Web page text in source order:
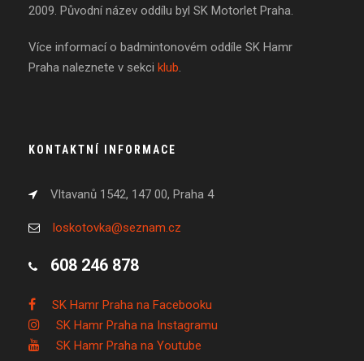
2009. Původní název oddílu byl SK Motorlet Praha.
Více informací o badmintonovém oddíle SK Hamr
Praha naleznete v sekci klub.
KONTAKTNÍ INFORMACE
Vltavanů 1542, 147 00, Praha 4
loskotovka@seznam.cz
608 246 878
SK Hamr Praha na Facebooku
SK Hamr Praha na Instagramu
SK Hamr Praha na Youtube